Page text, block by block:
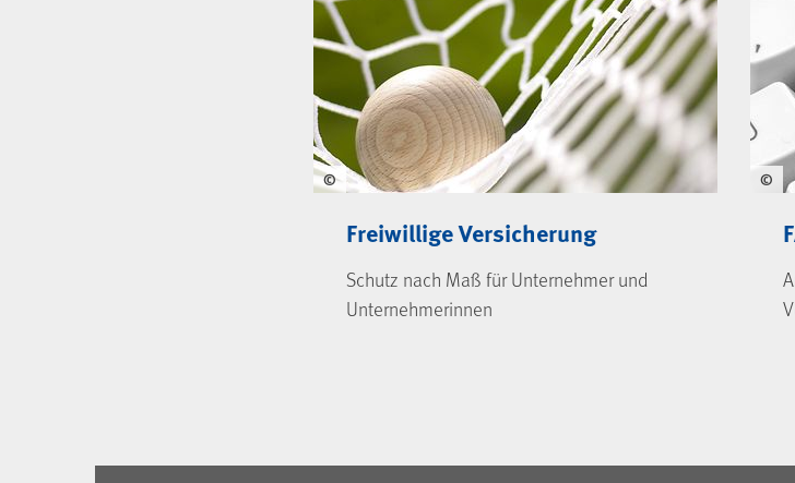
©
Freiwillige Versicherung
Schutz nach Maß für Unternehmer und
Unternehmerinnen
©